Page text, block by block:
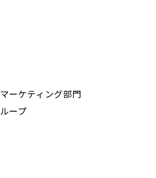
ーケティング部門
ープ